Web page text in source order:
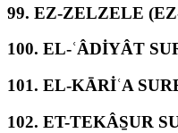
99. EZ-ZELZELE
100. EL-ʿÂDİYÂT
101. EL-KĀRİʿA
102. ET-TEKÂS̱UR